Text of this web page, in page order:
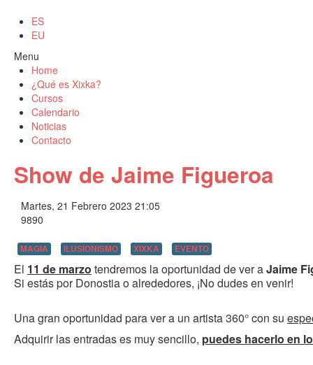
ES
EU
Menu
Home
¿Qué es Xixka?
Cursos
Calendario
Noticias
Contacto
Show de Jaime Figueroa
Martes, 21 Febrero 2023 21:05
9890
MAGIA ILUSIONISMO XIXKA EVENTO
El 11 de marzo tendremos la oportunidad de ver aJaime
Si estás por Donostia o alrededores, ¡No dudes en venir!
Una gran oportunidad para ver a un artista 360° con su
Adquirir las entradas es muy sencillo, puedes hacerlo en